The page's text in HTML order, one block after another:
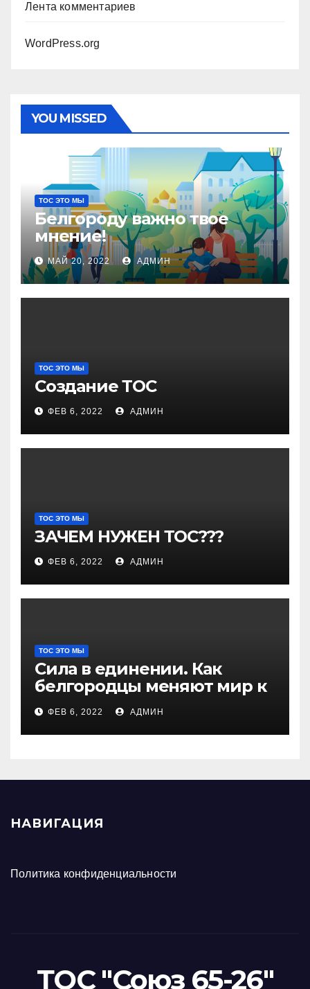
Лента комментариев
WordPress.org
YOU MISSED
ТОС ЭТО МЫ
Белгороду важно твое
мнение!
МАЙ 20, 2022 АДМИН
ТОС ЭТО МЫ
Создание ТОС
ФЕВ 6, 2022 АДМИН
ТОС ЭТО МЫ
ЗАЧЕМ НУЖЕН ТОС???
ФЕВ 6, 2022 АДМИН
ТОС ЭТО МЫ
Сила в единении. Как
белгородцы меняют мир к
лучшему с помощью ТОСов
ФЕВ 6, 2022 АДМИН
НАВИГАЦИЯ
Политика конфиденциальности
ТОС "Союз 65-26"